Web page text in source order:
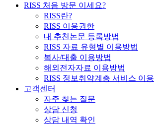
RISS 처음 방문 이세요?
RISS란?
RISS 이용권한
내 추천논문 등록방법
RISS 자료 유형별 이용방법
복사/대출 이용방법
해외전자자료 이용방법
RISS 정보취약계층 서비스 이
고객센터
자주 찾는 질문
상담 신청
상담 내역 확인